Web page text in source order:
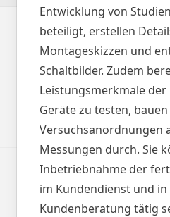
Entwicklung von
beteiligt, erstellen
Montageskizzen und
Schaltbilder. Zudem
Leistungsmerkmale der
Geräte zu testen, bauen
Versuchsanordnungen
Messungen durch. Sie
Inbetriebnahme der
im Kundendienst und
Kundenberatung tätig